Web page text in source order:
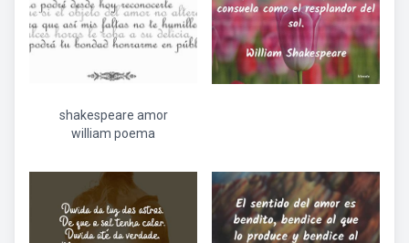
shakespeare amor
william poema